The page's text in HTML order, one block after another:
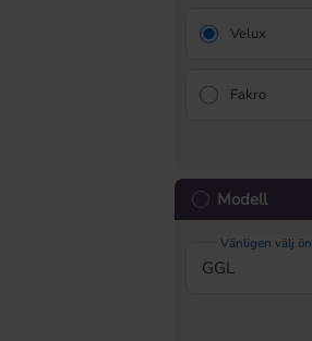
Velux
Fakro
Modell
Vänligen välj